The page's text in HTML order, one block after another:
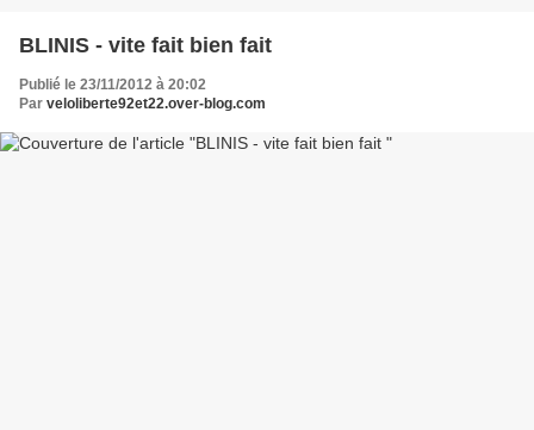
BLINIS - vite fait bien fait
Publié le 23/11/2012 à 20:02
Par veloliberte92et22.over-blog.com